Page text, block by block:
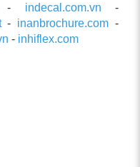
- indecal.com.vn -
- inanbrochure.com -
- inhiflex.com